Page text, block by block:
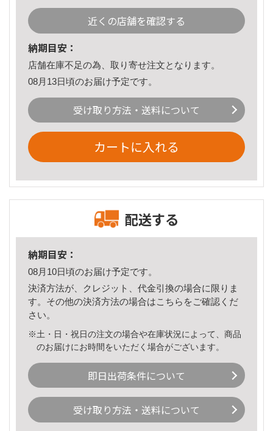
近くの店舗を確認する
納期目安：
店舗在庫不足の為、取り寄せ注文となります。
08月13日頃のお届け予定です。
受け取り方法・送料について
カートに入れる
配送する
納期目安：
08月10日頃のお届け予定です。
決済方法が、クレジット、代金引換の場合に限りま
す。その他の決済方法の場合はこちら をご確認くだ
さい。
※土・日・祝日の注文の場合や在庫状況によって、商品
のお届けにお時間をいただく場合がございます。
即日出荷条件について
受け取り方法・送料について